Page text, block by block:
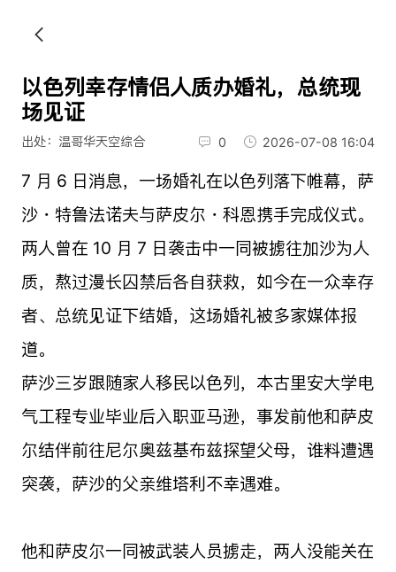
以色列幸存情侣人质办婚礼，总统现
场见证
出处：温哥华天空综合 0 2026-07-08 16:04
7 月 6 日消息，一场婚礼在以色列落下帷幕，萨
沙・特鲁法诺夫与萨皮尔・科恩携手完成仪式。
两人曾在 10 月 7 日袭击中一同被掳往加沙为人
质，熬过漫长囚禁后各自获救，如今在一众幸存
者、总统见证下结婚，这场婚礼被多家媒体报
道。
萨沙三岁跟随家人移民以色列，本古里安大学电
气工程专业毕业后入职亚马逊，事发前他和萨皮
尔结伴前往尼尔奥兹基布兹探望父母，谁料遭遇
突袭，萨沙的父亲维塔利不幸遇难。
他和萨皮尔一同被武装人员掳走，两人没能关在